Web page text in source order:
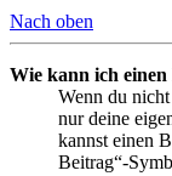
Nach oben
Wie kann ich einen
Wenn du
nur deine
kannst einen
Beitrag“-